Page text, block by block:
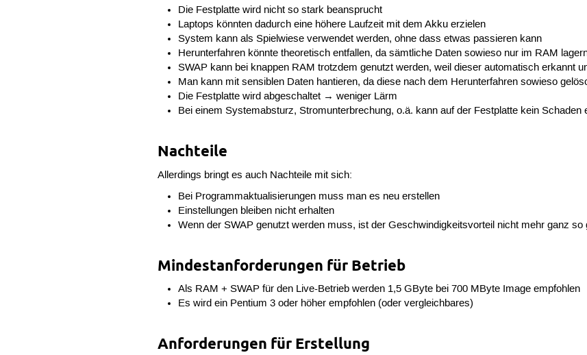
Die Festplatte wird nicht so stark beansprucht
Laptops könnten dadurch eine höhere Laufzeit mit dem Akku erzielen
System kann als Spielwiese verwendet werden, ohne dass etwas passieren kann
Herunterfahren könnte theoretisch entfallen, da sämtliche Daten sowieso nur im RAM
SWAP kann bei knappen RAM trotzdem genutzt werden, weil dieser automatisch erkannt
Man kann mit sensiblen Daten hantieren, da diese nach dem Herunterfahren sowieso
Die Festplatte wird abgeschaltet → weniger Lärm
Bei einem Systemabsturz, Stromunterbrechung, o.ä. kann auf der Festplatte kein Schaden
Nachteile
Allerdings bringt es auch Nachteile mit sich:
Bei Programmaktualisierungen muss man es neu erstellen
Einstellungen bleiben nicht erhalten
Wenn der SWAP genutzt werden muss, ist der Geschwindigkeitsvorteil nicht mehr ganz
Mindestanforderungen für Betrieb
Als RAM + SWAP für den Live-Betrieb werden 1,5 GByte bei 700 MByte Image empfohlen
Es wird ein Pentium 3 oder höher empfohlen (oder vergleichbares)
Anforderungen für Erstellung